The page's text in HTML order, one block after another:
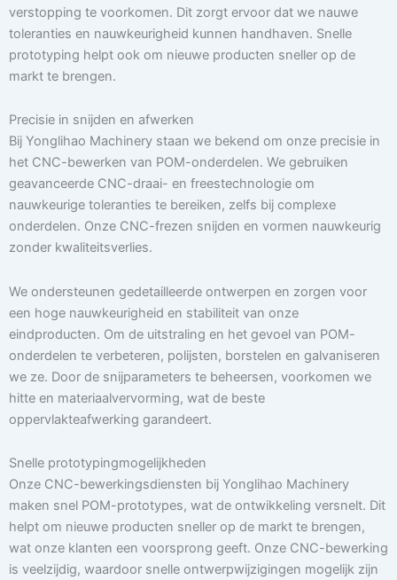
verstopping te voorkomen. Dit zorgt ervoor dat we nauwe
toleranties en nauwkeurigheid kunnen handhaven. Snelle
prototyping helpt ook om nieuwe producten sneller op de
markt te brengen.
Precisie in snijden en afwerken
Bij Yonglihao Machinery staan we bekend om onze precisie in
het CNC-bewerken van POM-onderdelen. We gebruiken
geavanceerde CNC-draai- en freestechnologie om
nauwkeurige toleranties te bereiken, zelfs bij complexe
onderdelen. Onze CNC-frezen snijden en vormen nauwkeurig
zonder kwaliteitsverlies.
We ondersteunen gedetailleerde ontwerpen en zorgen voor
een hoge nauwkeurigheid en stabiliteit van onze
eindproducten. Om de uitstraling en het gevoel van POM-
onderdelen te verbeteren, polijsten, borstelen en galvaniseren
we ze. Door de snijparameters te beheersen, voorkomen we
hitte en materiaalvervorming, wat de beste
oppervlakteafwerking garandeert.
Snelle prototypingmogelijkheden
Onze CNC-bewerkingsdiensten bij Yonglihao Machinery
maken snel POM-prototypes, wat de ontwikkeling versnelt. Dit
helpt om nieuwe producten sneller op de markt te brengen,
wat onze klanten een voorsprong geeft. Onze CNC-bewerking
is veelzijdig, waardoor snelle ontwerpwijzigingen mogelijk zijn